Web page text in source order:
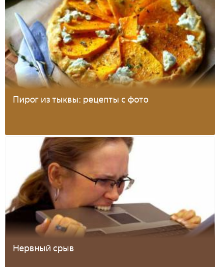
Пирог из тыквы: рецепты с фото
Нервный срыв